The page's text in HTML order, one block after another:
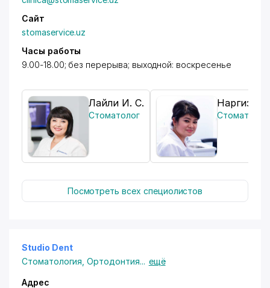
Сайт
stomaservice.uz
Часы работы
9.00-18.00; без перерыва; выходной: воскресенье
Лайли И. С.
Стоматолог
Наргиза
Стоматолог
Посмотреть всех специолистов
Studio Dent
Стоматология ,Ортодонтия... ещё
Адрес